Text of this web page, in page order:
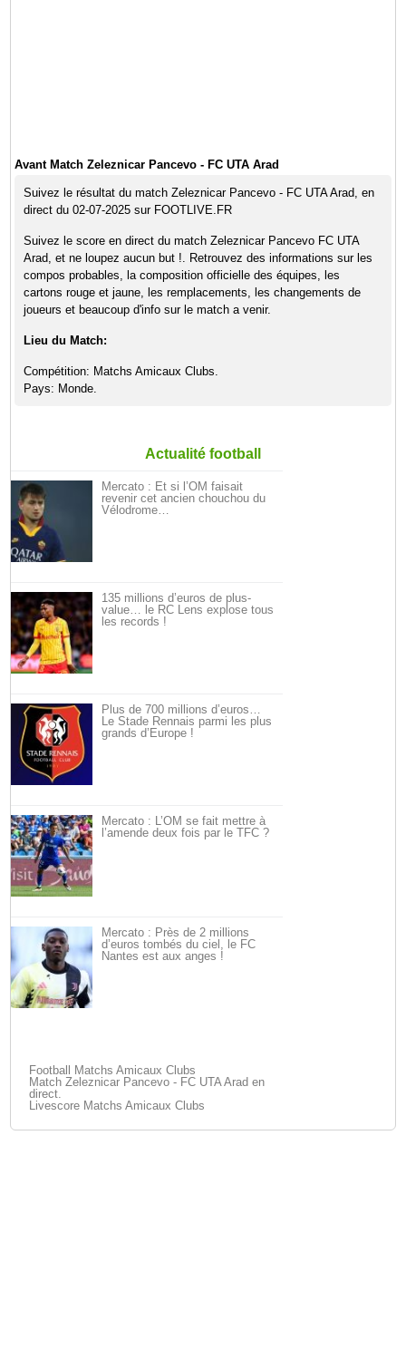
Avant Match Zeleznicar Pancevo - FC UTA Arad
Suivez le résultat du match Zeleznicar Pancevo - FC UTA Arad, en
direct du 02-07-2025 sur FOOTLIVE.FR
Suivez le score en direct du match Zeleznicar Pancevo FC UTA
Arad, et ne loupez aucun but !. Retrouvez des informations sur les
compos probables, la composition officielle des équipes, les
cartons rouge et jaune, les remplacements, les changements de
joueurs et beaucoup d'info sur le match a venir.
Lieu du Match:
Compétition: Matchs Amicaux Clubs.
Pays: Monde.
Actualité football
Mercato : Et si l’OM faisait
revenir cet ancien chouchou du
Vélodrome…
135 millions d’euros de plus-
value… le RC Lens explose tous
les records !
Plus de 700 millions d’euros…
Le Stade Rennais parmi les plus
grands d’Europe !
Mercato : L’OM se fait mettre à
l’amende deux fois par le TFC ?
Mercato : Près de 2 millions
d’euros tombés du ciel, le FC
Nantes est aux anges !
Football Matchs Amicaux Clubs
Match Zeleznicar Pancevo - FC UTA Arad en
direct.
Livescore Matchs Amicaux Clubs